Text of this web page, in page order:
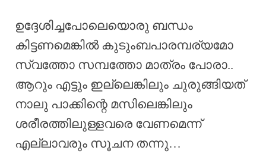
ഉദ്ദേശിച്ചപോലെയൊരു ബന്ധം
കിട്ടണമെങ്കിൽ കുടുംബപാരമ്പര്യമോ
സ്വത്തോ സമ്പത്തോ മാത്രം പോരാ..
ആറും എട്ടും ഇല്ലെങ്കിലും ചുരുങ്ങിയത്
നാലു പാക്കിന്റെ മസിലെങ്കിലും
ശരീരത്തിലുള്ളവരെ വേണമെന്ന്
എല്ലാവരും സൂചന തന്നു…